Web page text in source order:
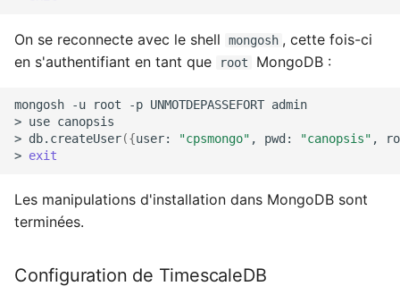
On se reconnecte avec le shell mongosh , cette fois-ci
en s'authentifiant en tant que
root MongoDB :
mongosh -u root -p UNMOTDEPASSEFORT admin
> use canopsis
> db.createUser({user: "cpsmongo" , pwd: "canopsis" ,
> exit
Les manipulations d'installation dans MongoDB sont
terminées.
Configuration de TimescaleDB